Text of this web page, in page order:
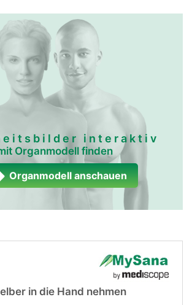
interaktiv
Organmodell finden
Organmodell anschauen
in die Hand nehmen